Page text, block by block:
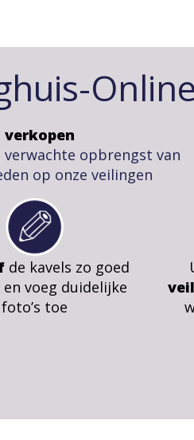
Online
opbrengst van
op onze veilingen
de kavels zo goed
voeg duidelijke
foto’s toe